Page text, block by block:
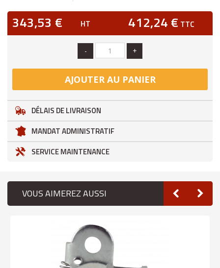
343,53 € HT 412,24 € TTC
- +
AJOUTER AU PANIER
DÉLAIS DE LIVRAISON
MANDAT ADMINISTRATIF
SERVICE MAINTENANCE
VOUS AIMEREZ AUSSI